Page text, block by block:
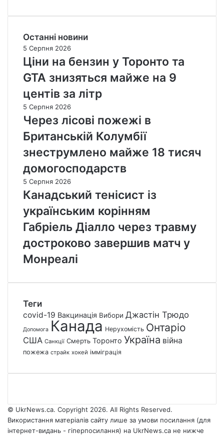
Останні новини
5 Серпня 2026
Ціни на бензин у Торонто та
GTA знизяться майже на 9
центів за літр
5 Серпня 2026
Через лісові пожежі в
Британській Колумбії
знеструмлено майже 18 тисяч
домогосподарств
5 Серпня 2026
Канадський тенісист із
українським корінням
Габріель Діалло через травму
достроково завершив матч у
Монреалі
Теги
covid-19 Вакцинація Вибори Джастін Трюдо
Допомога Канада Нерухомість Онтаріо
США Санкції Смерть Торонто Україна війна
пожежа страйк хокей імміграція
© UkrNews.ca. Copyright 2026. All Rights Reserved.
Використання матеріалів сайту лише за умови посилання (для
інтернет-видань - гіперпосилання) на UkrNews.ca не нижче